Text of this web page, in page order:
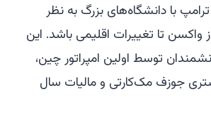
با دانشگاه‌های بزرگ به نظر
تا تغییرات اقلیمی باشد. این
توسط اولین امپراتور چین،
جوزف مک‌کارتی و مالیات سال